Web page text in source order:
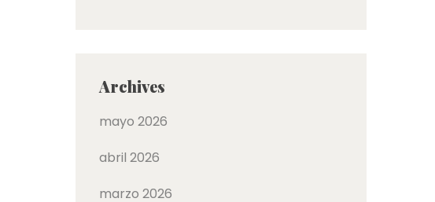
Archives
mayo 2026
abril 2026
marzo 2026